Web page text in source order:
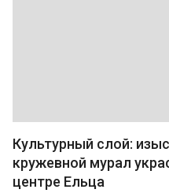
Культурный слой:
кружевной мурал
центре Ельца